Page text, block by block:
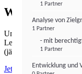
Werbefrei lesen
Unabhängiger
Lesen Sie institutional-
(jährliche Abrechnung).
Jetzt abonnieren
1 Partner
Analyse von
1 Partner
- mit
1 Partner
Entwicklung und